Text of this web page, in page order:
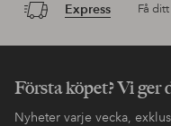
Express Få
Första köpet? Vi ger
Nyheter varje vecka,